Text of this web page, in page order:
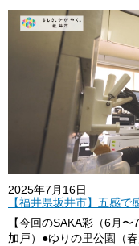
2025年7月16日
【福井県坂井市】五感で
【今回のSAKA彩（6月
加戸）●ゆりの里公園（